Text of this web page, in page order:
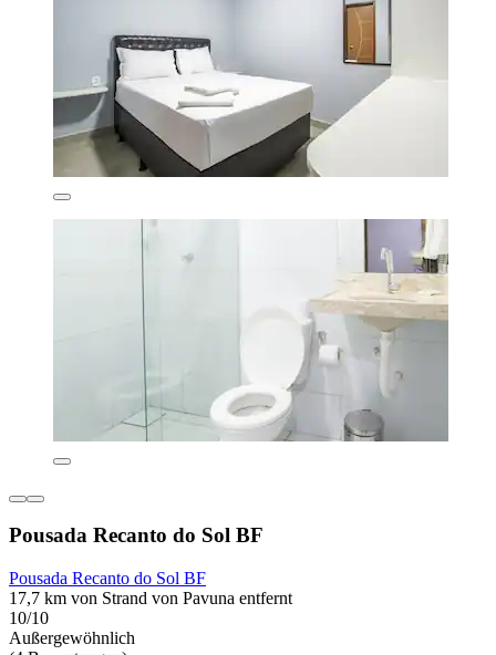
Pousada Recanto do Sol BF
Pousada Recanto do Sol BF
17,7 km von Strand von Pavuna entfernt
10/10
Außergewöhnlich